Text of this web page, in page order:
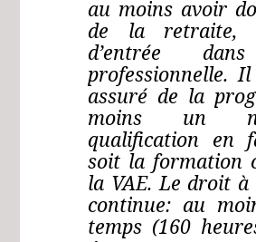
au moins avoir
de la retraite,
d’entrée
professionnelle.
assuré de la
moins un
qualification en
soit la formation
la VAE. Le droit
continue: au
temps (160